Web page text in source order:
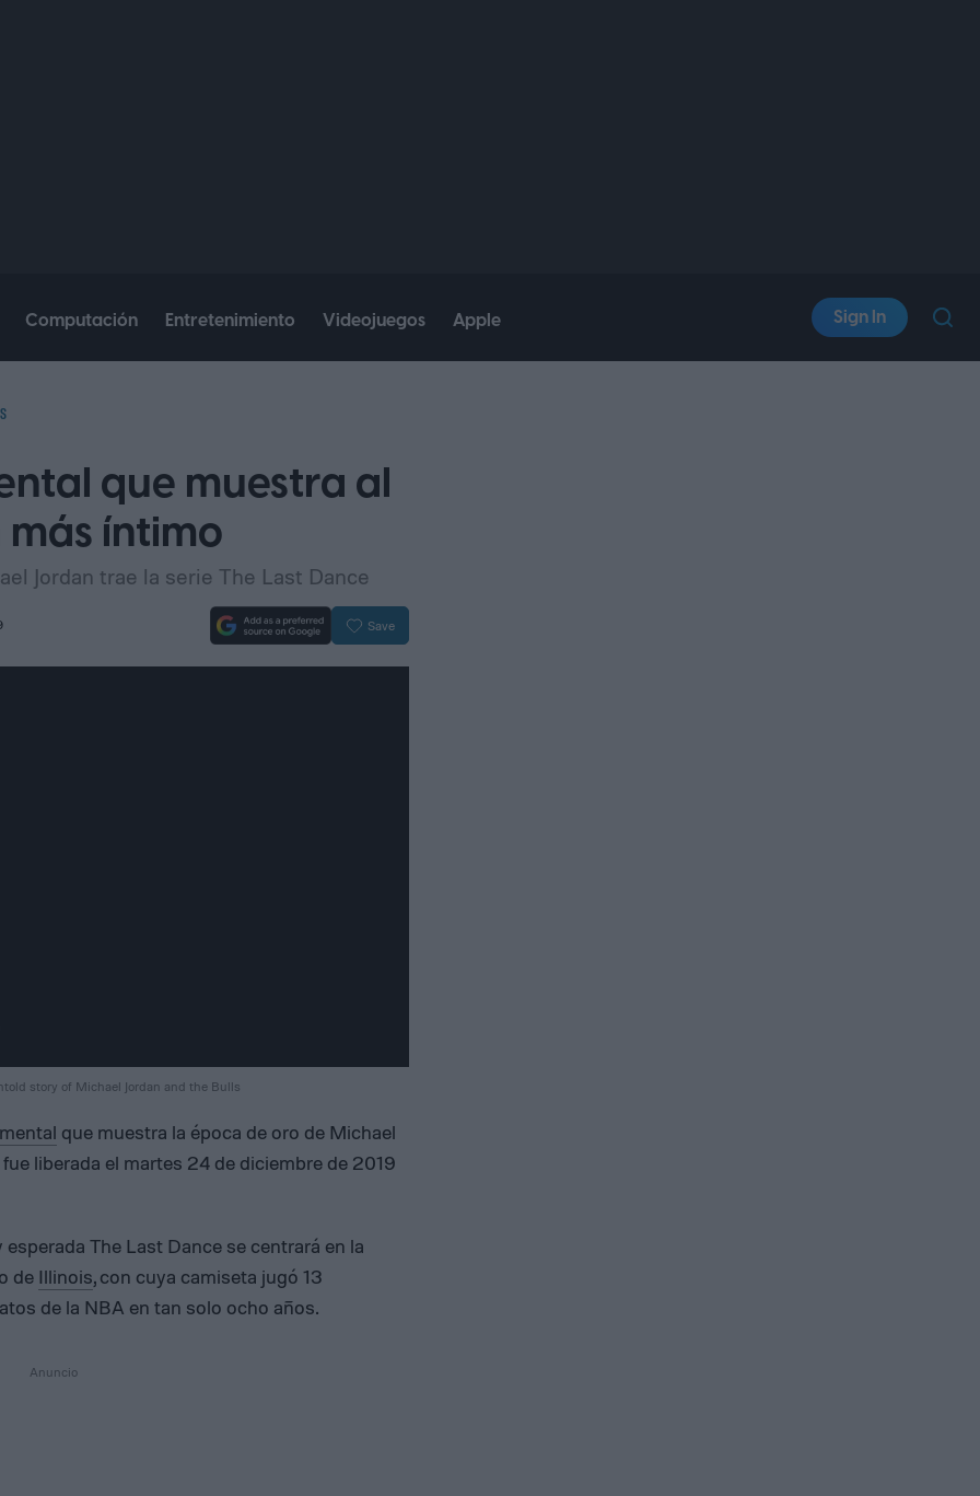
Computación Entretenimiento Videojuegos Apple Sign In
que muestra al
íntimo
Jordan trae la serie The Last Dance
Save
story of Michael Jordan and the Bulls
que muestra la época de oro de Michael
liberada el martes 24 de diciembre de 2019
The Last Dance se centrará en la
de Illinois, con cuya camiseta jugó 13
de la NBA en tan solo ocho años.